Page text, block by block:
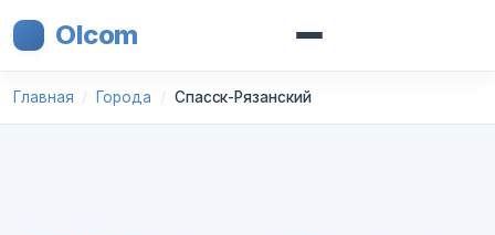
Olcom
Главная Города Спасск-Рязанский